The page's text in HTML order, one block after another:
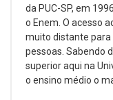
da PUC-SP, em
o Enem. O acesso
muito distante
pessoas. Sabendo
superior aqui na
o ensino médio o